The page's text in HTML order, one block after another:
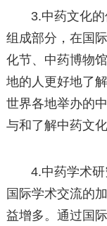
3.中药文化
组成部分，在国
化节、中药博物
地的人更好地了
世界各地举办的
与和了解中药文化
4.中药学术
国际学术交流的
益增多。通过国